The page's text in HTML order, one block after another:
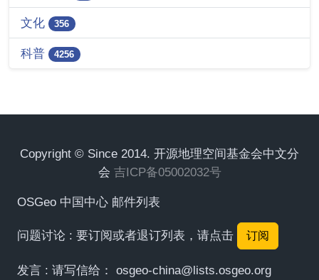
文化 356
科普 4256
Copyright © Since 2014. 开源地理空间基金会中文分
会 吉ICP备05002032号
OSGeo 中国中心 邮件列表
问题讨论 : 要订阅或者退订列表，请点击 订阅
发言 : 请写信给： osgeo-china@lists.osgeo.org